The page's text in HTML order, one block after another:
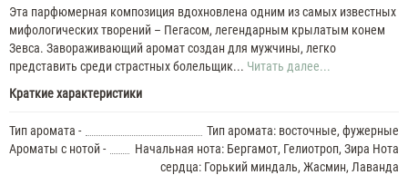
Эта парфюмерная композиция вдохновлена ​​одним из самых известных
мифологических творений – Пегасом, легендарным крылатым конем
Зевса. Завораживающий аромат создан для мужчины, легко
представить среди страстных болельщик... Читать далее...
Краткие характеристики
Тип аромата -
Тип аромата: восточные, фужерные
Ароматы с нотой -
Начальная нота: Бергамот, Гелиотроп, Зира Нота
сердца: Горький миндаль, Жасмин, Лаванда